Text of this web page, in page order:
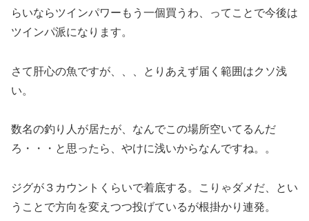
らいならツインパワーもう一個買うわ、ってことで今後は
ツインパ派になります。
さて肝心の魚ですが、、、とりあえず届く範囲はクソ浅
い。
数名の釣り人が居たが、なんでこの場所空いてるんだ
ろ・・・と思ったら、やけに浅いからなんですね。。
ジグが３カウントくらいで着底する。こりゃダメだ、とい
うことで方向を変えつつ投げているが根掛かり連発。